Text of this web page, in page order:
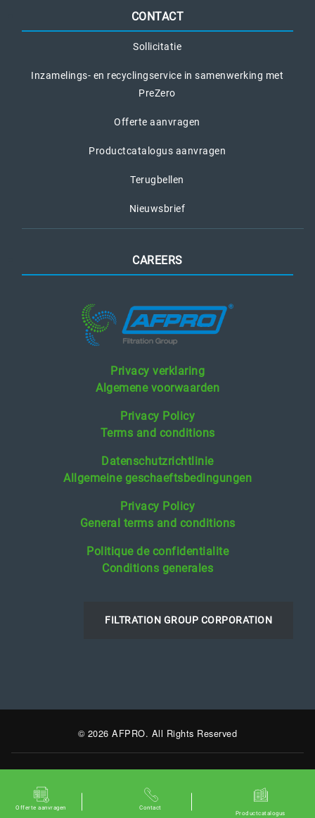
CONTACT
Sollicitatie
Inzamelings- en recyclingservice in samenwerking met
PreZero
Offerte aanvragen
Productcatalogus aanvragen
Terugbellen
Nieuwsbrief
CAREERS
Offerte aanvragen
Contact
Productcatalogus
Privacy verklaring
Algemene voorwaarden
Privacy Policy
Terms and conditions
Datenschutzrichtlinie
Allgemeine geschaeftsbedingungen
Privacy Policy
General terms and conditions
Politique de confidentialite
Conditions generales
FILTRATION GROUP CORPORATION
© 2026 AFPRO. All Rights Reserved